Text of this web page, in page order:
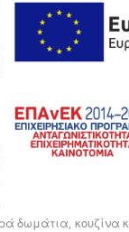
ανακαίνιση
της οδού
την εκμετάλλευση
περίπου 40
δωμάτια, κουζίνα